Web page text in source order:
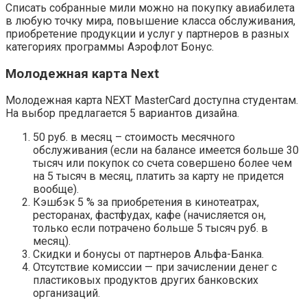
Списать собранные мили можно на покупку авиабилета
в любую точку мира, повышение класса обслуживания,
приобретение продукции и услуг у партнеров в разных
категориях программы Аэрофлот Бонус.
Молодежная карта Next
Молодежная карта NEXT MasterCard доступна студентам.
На выбор предлагается 5 вариантов дизайна.
50 руб. в месяц – стоимость месячного
обслуживания (если на балансе имеется больше 30
тысяч или покупок со счета совершено более чем
на 5 тысяч в месяц, платить за карту не придется
вообще).
Кэшбэк 5 % за приобретения в кинотеатрах,
ресторанах, фастфудах, кафе (начисляется он,
только если потрачено больше 5 тысяч руб. в
месяц).
Скидки и бонусы от партнеров Альфа-Банка.
Отсутствие комиссии — при зачислении денег с
пластиковых продуктов других банковских
организаций.